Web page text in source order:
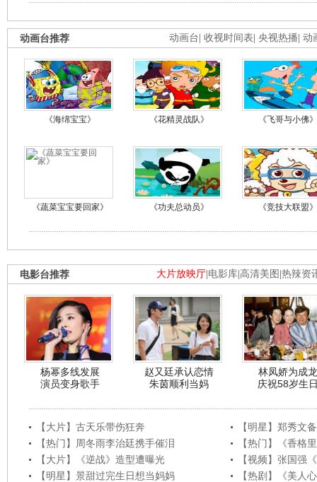
动画台 收视时间表 央视热播 动
动画台推荐
《海绵宝宝》 《花精灵战队》 《飞哥与小佛》
《蔬菜宝宝要回家》 《功夫总动员》 《竞技大联盟》
大片放映厅 电影库 高清美图 热辣资
电影台推荐
杨幂多线发展
演员变身歌手
赵又廷承认恋情
朱茵顺利当妈
林凤娇为成龙
庆祝58岁生
【大片】古天乐带伤狂奔
【明星】郑秀文
【热门】周冬雨李治廷携手催泪
【热门】《香格
【大片】《逆战》造型遭曝光
【视频】张国强
【明星】景甜过完生日想当妈妈
【热剧】《美人